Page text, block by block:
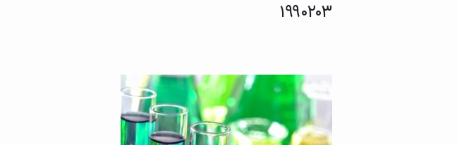
۱۹۹۰۲۰۳